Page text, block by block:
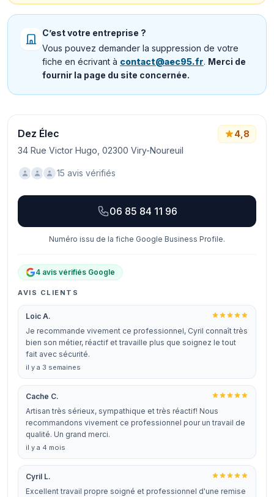
C’est votre entreprise ?
Vous pouvez demander la suppression de votre
fiche en écrivant à contact@aec95.fr. Merci de
fournir la page du site concernée.
Dez Élec
34 Rue Victor Hugo, 02300 Viry-Noureuil
4,8
15 avis vérifiés
06 85 84 11 96
Numéro issu de la fiche Google Business Profile.
4 avis vérifiés Google
AVIS CLIENTS
Loic A.
Je recommande vivement ce professionnel, Cyril connaît très
bien son métier, réactif et travaille plus que soignez le tout
fait avec sécurité.
il y a 3 semaines
Cache C.
Artisan très sérieux, sympathique et très réactif! Nous
recommandons vivement ce professionnel pour un travail de
qualité. Un grand merci.
il y a 4 mois
Cyril L.
Excellent travail propre soigné et professionnel d'une remise